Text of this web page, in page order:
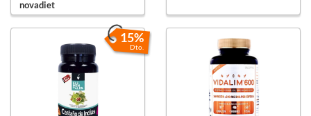
novadiet
15%
Dto.